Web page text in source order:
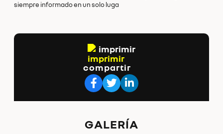
siempre informado en un solo luga
imprimir
compartir
GALERÍA